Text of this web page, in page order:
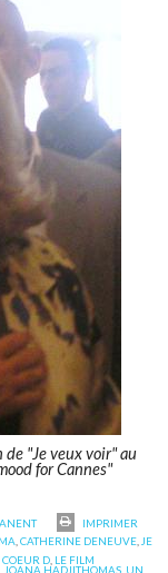
"Je veux voir" au
for Cannes"
IMPRIMER
,CATHERINE DENEUVE,JE
D LE FILM
JOANA HADJITHOMAS UN